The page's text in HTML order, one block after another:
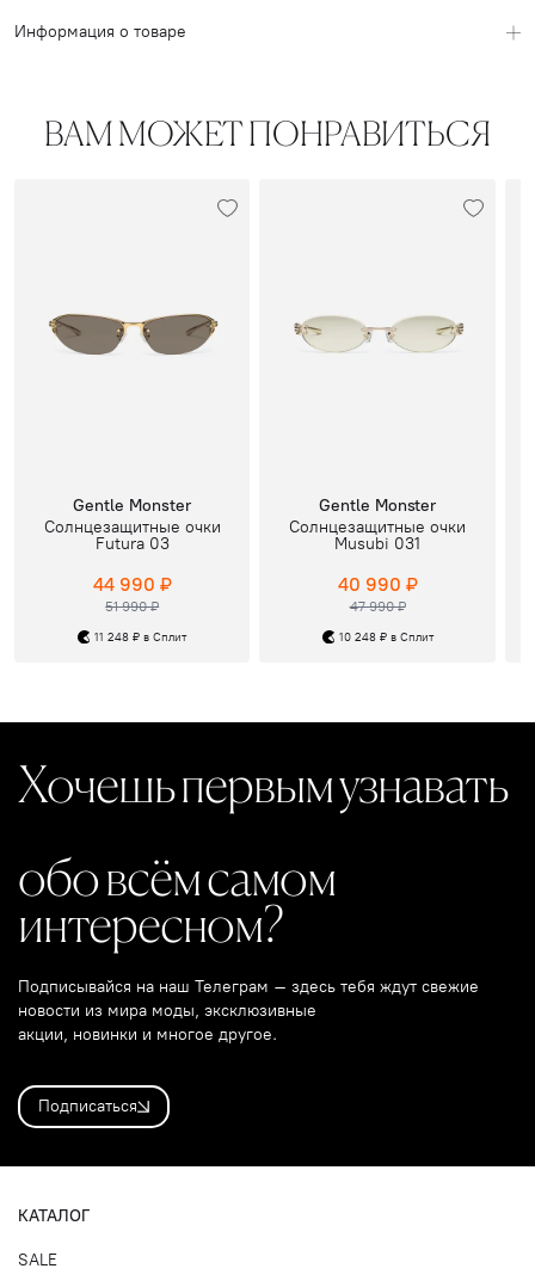
Информация о товаре
ВАМ МОЖЕТ ПОНРАВИТЬСЯ
Gentle Monster
Солнцезащитные очки
Futura 03
51 990 ₽
44 990 ₽
11 248 ₽ в Сплит
Gentle Monster
Солнцезащитные очки
Musubi 031
47 990 ₽
40 990 ₽
10 248 ₽ в Сплит
Хочешь первым узнавать
обо всём самом
интересном?
Подписывайся на наш Телеграм – здесь тебя ждут свежие
новости из мира моды, эксклюзивные
акции, новинки и многое другое.
Подписаться
КАТАЛОГ
SALE